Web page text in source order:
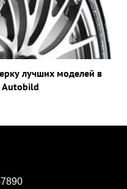
лучших моделей в
Autobild